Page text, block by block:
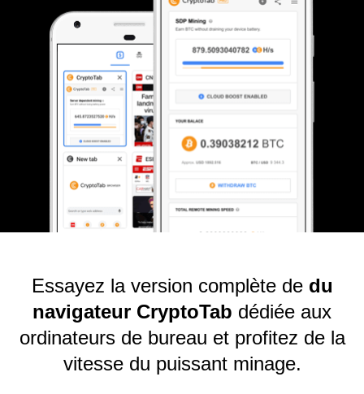
Essayez la version complète de du
navigateur CryptoTab dédiée aux
ordinateurs de bureau et profitez de la
vitesse du puissant minage.